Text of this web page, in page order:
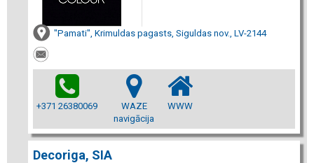
"Pamati", Krimuldas pagasts, Siguldas nov., LV-2144
+371 26380069
WAZE
navigācija
WWW
Decoriga, SIA